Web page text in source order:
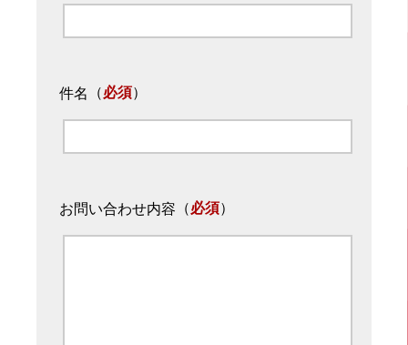
件名 （必須）
お問い合わせ内容 （必須）